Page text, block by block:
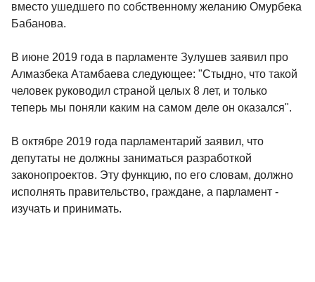
вместо ушедшего по собственному желанию Омурбека
Бабанова.
В июне 2019 года в парламенте Зулушев заявил про
Алмазбека Атамбаева следующее: "Стыдно, что такой
человек руководил страной целых 8 лет, и только
теперь мы поняли каким на самом деле он оказался".
В октябре 2019 года парламентарий заявил, что
депутаты не должны заниматься разработкой
законопроектов. Эту функцию, по его словам, должно
исполнять правительство, граждане, а парламент -
изучать и принимать.